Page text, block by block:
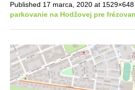
Published 17 marca, 2020 at
parkovanie na Hodžovej pre